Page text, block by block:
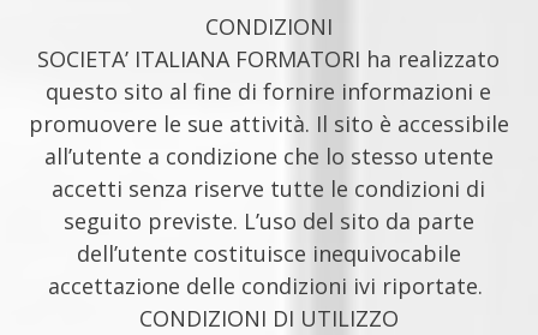
CONDIZIONI
SOCIETA’ ITALIANA FORMATORI ha realizzato
questo sito al fine di fornire informazioni e
promuovere le sue attività. Il sito è accessibile
all’utente a condizione che lo stesso utente
accetti senza riserve tutte le condizioni di
seguito previste. L’uso del sito da parte
dell’utente costituisce inequivocabile
accettazione delle condizioni ivi riportate.
CONDIZIONI DI UTILIZZO